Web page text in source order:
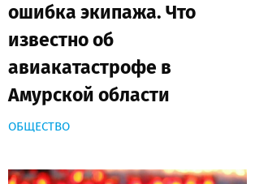
ошибка экипажа. Что
известно об
авиакатастрофе в
Амурской области
ОБЩЕСТВО